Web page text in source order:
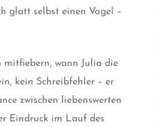
glatt selbst einen Vogel –
mitfiebern, wann Julia die
kein Schreibfehler – er
zwischen liebenswerten
Eindruck im Lauf des